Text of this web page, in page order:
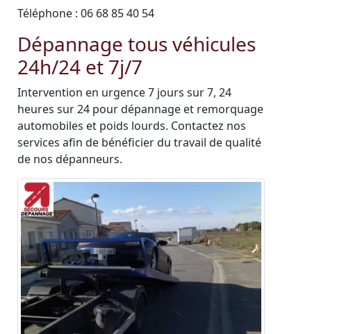
Téléphone : 06 68 85 40 54
Dépannage tous véhicules
24h/24 et 7j/7
Intervention en urgence 7 jours sur 7, 24
heures sur 24 pour dépannage et remorquage
automobiles et poids lourds. Contactez nos
services afin de bénéficier du travail de qualité
de nos dépanneurs.